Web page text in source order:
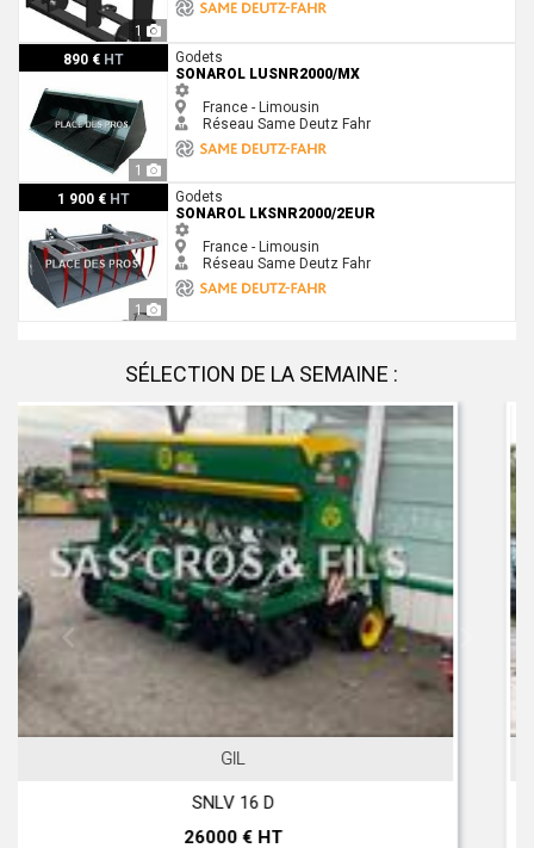
1
890 € HT
1
Sonarol LUSNR2000/MXGodets
SONAROL LUSNR2000/MX
France - Limousin
Réseau Same Deutz Fahr
1 900 € HT
1
Sonarol LKSNR2000/2EURGodets
SONAROL LKSNR2000/2EUR
France - Limousin
Réseau Same Deutz Fahr
SÉLECTION DE LA SEMAINE :
JOHN DEERE
T 560 Hillmaster
297000 € HT